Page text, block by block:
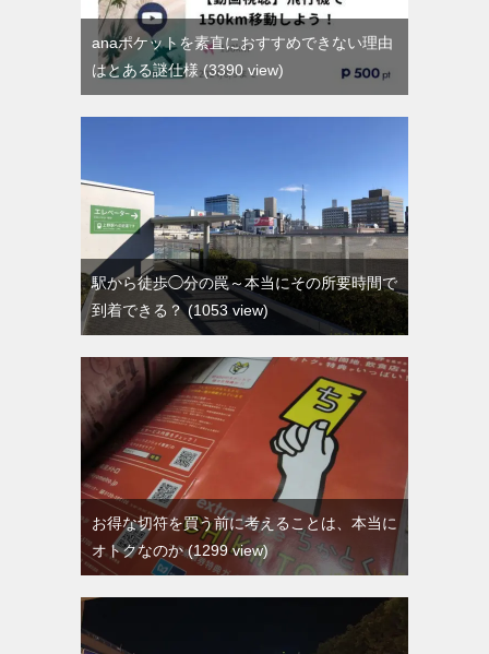
anaポケットを素直におすすめできない理由
はとある謎仕様
3390 view
駅から徒歩◯分の罠～本当にその所要時間で
到着できる？ 1053 view
お得な切符を買う前に考えることは、本当に
オトクなのか 1299 view